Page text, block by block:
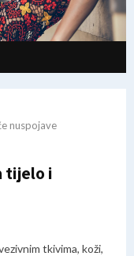
nuspojave
tijelo i
tkivima, koži,